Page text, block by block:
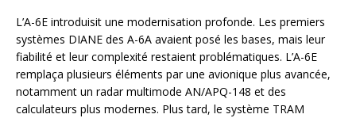
L’A-6E introduisit une modernisation profonde. Les premiers
systèmes DIANE des A-6A avaient posé les bases, mais leur
fiabilité et leur complexité restaient problématiques. L’A-6E
remplaça plusieurs éléments par une avionique plus avancée,
notamment un radar multimode AN/APQ-148 et des
calculateurs plus modernes. Plus tard, le système TRAM